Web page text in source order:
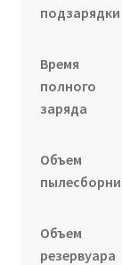
подзарядки
Время
полного
заряда
Объем
Объем
резервуара